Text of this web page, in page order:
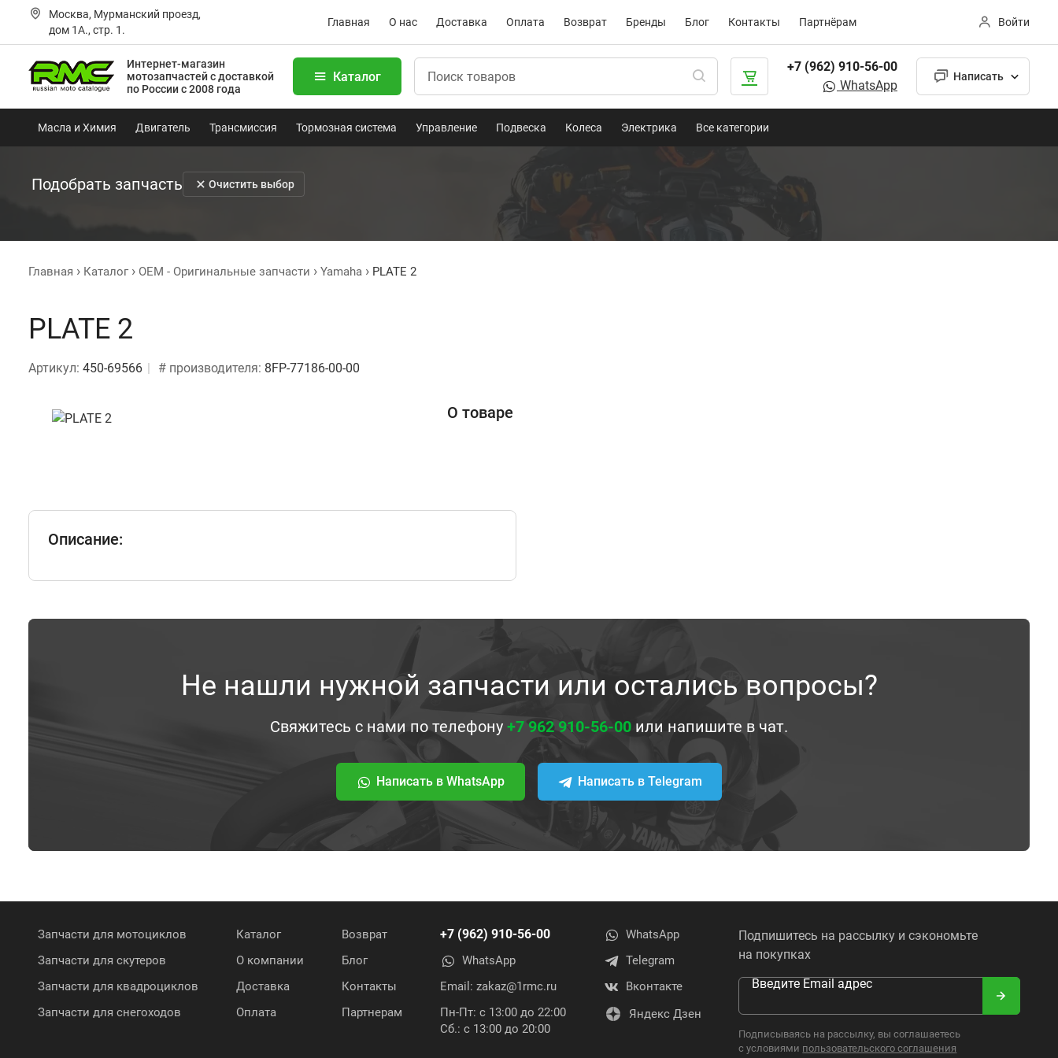
Москва, Мурманский проезд,
дом 1А., стр. 1.
Главная О нас Доставка Оплата Возврат Бренды Блог Контакты Партнёрам Войти
Интернет-магазин
мотозапчастейс доставкой
по России с 2008 года
Каталог
+7 (962) 910-56-00
WhatsApp
Написать
Масла и Химия Двигатель Трансмиссия Тормозная система Управление Подвеска Колеса Электрика Все категории
Подобрать запчасть Очистить выбор
Главная Каталог OEM - Оригинальные запчасти Yamaha PLATE 2
PLATE 2
Артикул: 450-69566 # производителя: 8FP-77186-00-00
О товаре
Описание:
Не нашли нужной запчасти или остались вопросы?
Свяжитесь с нами по телефону +7 962 910-56-00 или напишите в чат.
Написать в WhatsApp Написать в Telegram
Запчасти для мотоциклов
Запчасти для скутеров
Запчасти для квадроциклов
Запчасти для снегоходов
Каталог
О компании
Доставка
Оплата
Возврат
Блог
Контакты
Партнерам
+7 (962) 910-56-00
WhatsApp
Email: zakaz@1rmc.ru
Пн-Пт: с 13:00 до 22:00
Сб.: с 13:00 до 20:00
WhatsApp
Telegram
Вконтакте
Яндекс Дзен
Подпишитесь на рассылку и сэкономьте
на покупках
Введите Email адрес
Подписываясь на рассылку, вы соглашаетесь
с условиями пользовательского соглашения